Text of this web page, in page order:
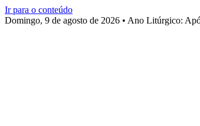
Ir para o conteúdo
Domingo, 9 de agosto de 2026 • Ano Litúrgico: